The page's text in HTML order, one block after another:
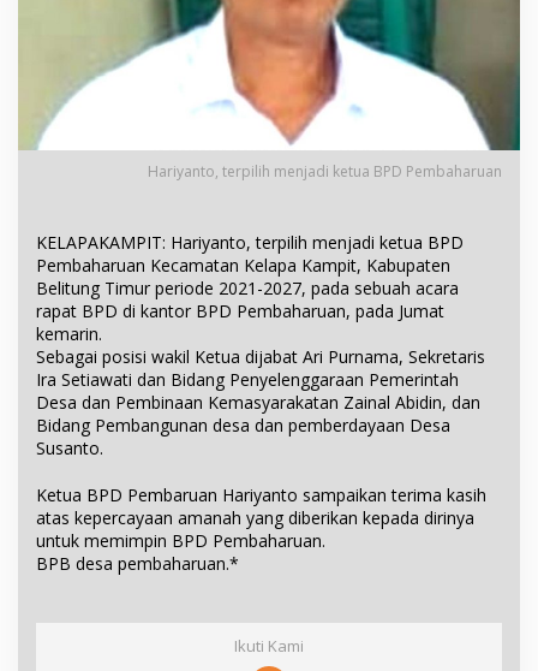
Hariyanto, terpilih menjadi ketua BPD Pembaharuan
KELAPAKAMPIT: Hariyanto, terpilih menjadi ketua BPD
Pembaharuan Kecamatan Kelapa Kampit, Kabupaten
Belitung Timur periode 2021-2027, pada sebuah acara
rapat BPD di kantor BPD Pembaharuan, pada Jumat
kemarin.
Sebagai posisi wakil Ketua dijabat Ari Purnama, Sekretaris
Ira Setiawati dan Bidang Penyelenggaraan Pemerintah
Desa dan Pembinaan Kemasyarakatan Zainal Abidin, dan
Bidang Pembangunan desa dan pemberdayaan Desa
Susanto.
Ketua BPD Pembaruan Hariyanto sampaikan terima kasih
atas kepercayaan amanah yang diberikan kepada dirinya
untuk memimpin BPD Pembaharuan.
BPB desa pembaharuan.*
Ikuti Kami